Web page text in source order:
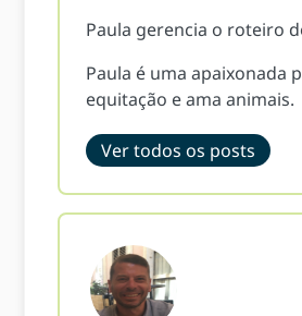
Paula gerencia o roteiro
Paula é uma apaixonada
equitação e ama animais.
Ver todos os posts